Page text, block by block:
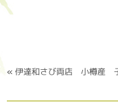
« 伊達和さび両店 小樽産